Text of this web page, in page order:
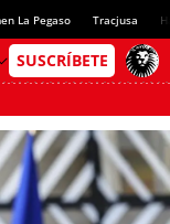
La Pegaso Tracjusa